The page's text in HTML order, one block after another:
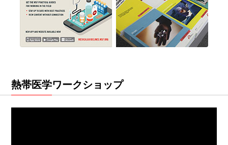
熱帯医学ワークショップ